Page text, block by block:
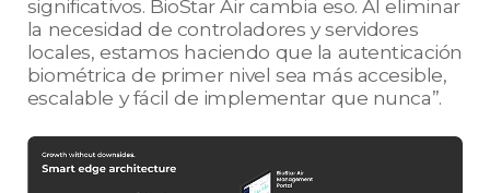
significativos. BioStar Air cambia eso. Al eliminar
la necesidad de controladores y servidores
locales, estamos haciendo que la autenticación
biométrica de primer nivel sea más accesible,
escalable y fácil de implementar que nunca”.